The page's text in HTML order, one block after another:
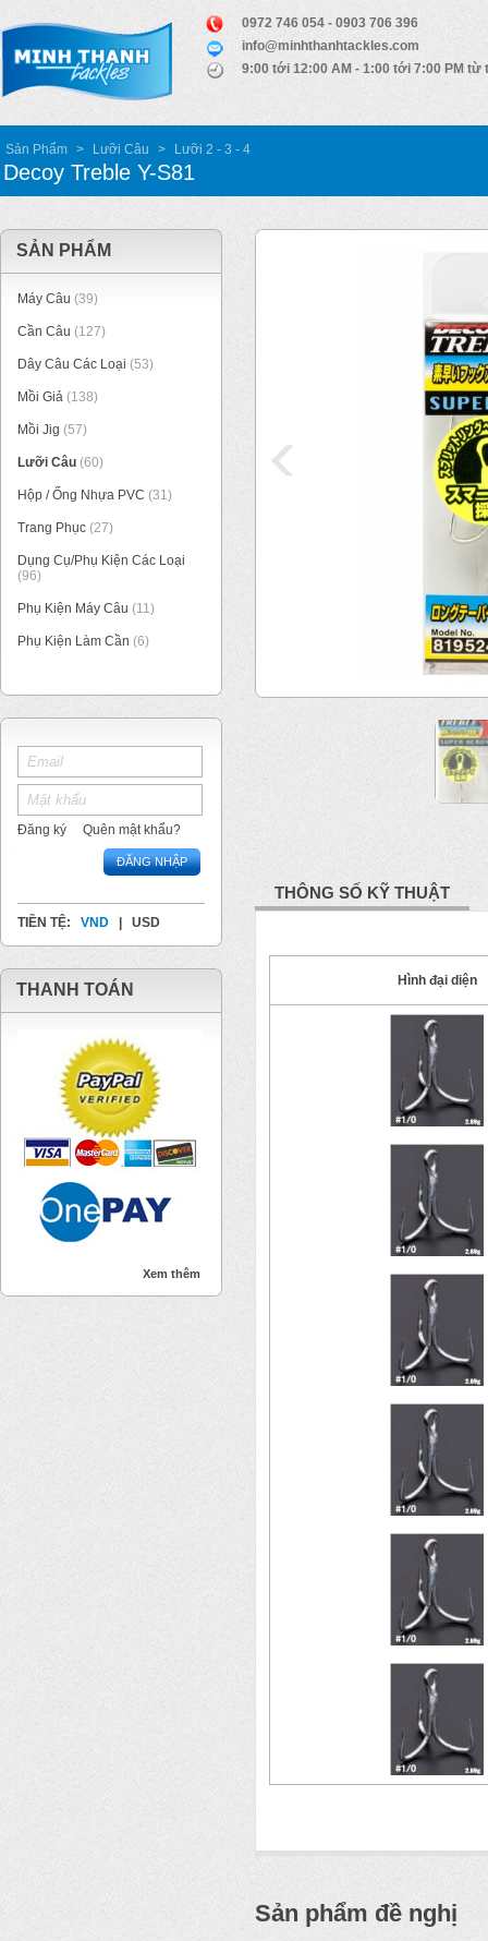
0972 746 054 - 0903 706 396
info@minhthanhtackles.com
9:00 tới 12:00 AM - 1:00 tới 7:00 PM từ
Sản Phẩm > Lưỡi Câu > Lưỡi 2 - 3 - 4
Decoy Treble Y-S81
SẢN PHẨM
Máy Câu (39)
Cần Câu (127)
Dây Câu Các Loại (53)
Mồi Giả (138)
Mồi Jig (57)
Lưỡi Câu (60)
Hộp / Ống Nhựa PVC (31)
Trang Phục (27)
Dụng Cụ/Phụ Kiện Các Loại
(96)
Phụ Kiện Máy Câu (11)
Phụ Kiện Làm Cần (6)
Đăng ký Quên mật khẩu?
ĐĂNG NHẬP
TIỀN TỆ: VND USD
THANH TOÁN
Xem thêm
THÔNG SỐ KỸ THUẬT
Hình đại diện
Sản phẩm đề nghị